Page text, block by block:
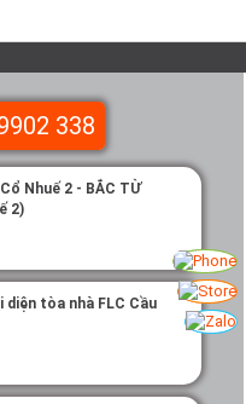
338
Nhuế 2 - BẮC TỪ
2)
diện tòa nhà FLC Cầu